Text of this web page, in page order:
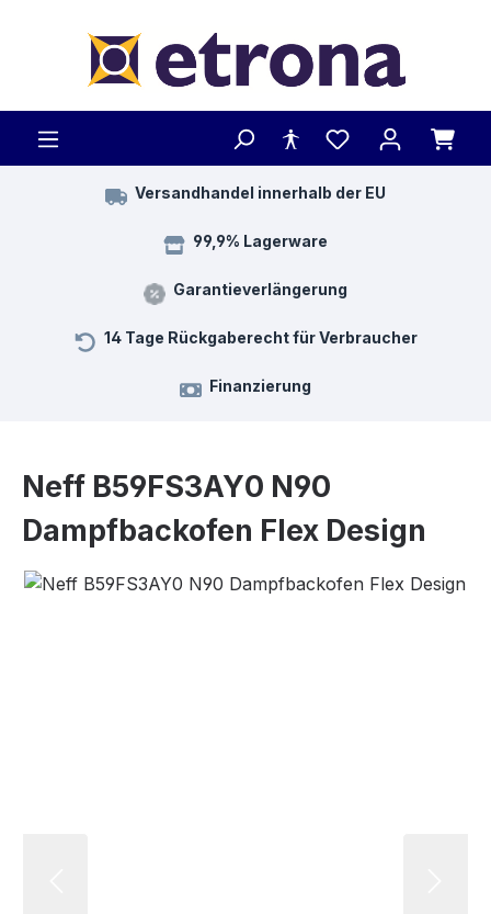
Versandhandel innerhalb der EU
99,9% Lagerware
Garantieverlängerung
14 Tage Rückgaberecht für Verbraucher
Finanzierung
Neff B59FS3AY0 N90
Dampfbackofen Flex Design
Bildergalerie überspringen